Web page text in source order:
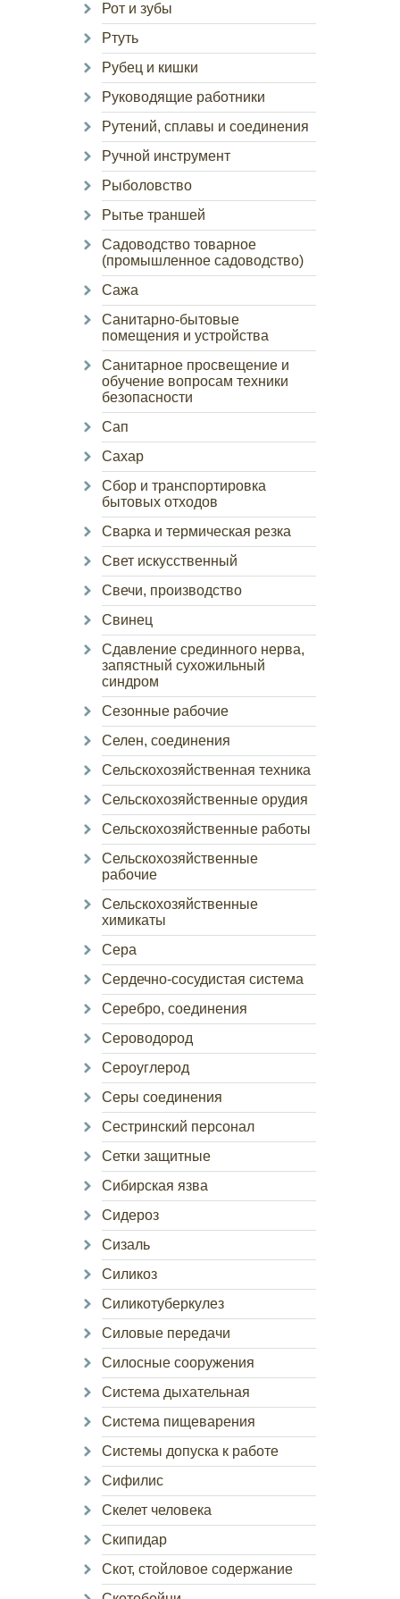
Рот и зубы
Ртуть
Рубец и кишки
Руководящие работники
Рутений, сплавы и соединения
Ручной инструмент
Рыболовство
Рытье траншей
Садоводство товарное
(промышленное садоводство)
Сажа
Санитарно-бытовые
помещения и устройства
Санитарное просвещение и
обучение вопросам техники
безопасности
Сап
Сахар
Сбор и транспортировка
бытовых отходов
Сварка и термическая резка
Свет искусственный
Свечи, производство
Свинец
Сдавление срединного нерва,
запястный сухожильный
синдром
Сезонные рабочие
Селен, соединения
Сельскохозяйственная техника
Сельскохозяйственные орудия
Сельскохозяйственные работы
Сельскохозяйственные
рабочие
Сельскохозяйственные
химикаты
Сера
Сердечно-сосудистая система
Серебро, соединения
Сероводород
Сероуглерод
Серы соединения
Сестринский персонал
Сетки защитные
Сибирская язва
Сидероз
Сизаль
Силикоз
Силикотуберкулез
Силовые передачи
Силосные сооружения
Система дыхательная
Система пищеварения
Системы допуска к работе
Сифилис
Скелет человека
Скипидар
Скот, стойловое содержание